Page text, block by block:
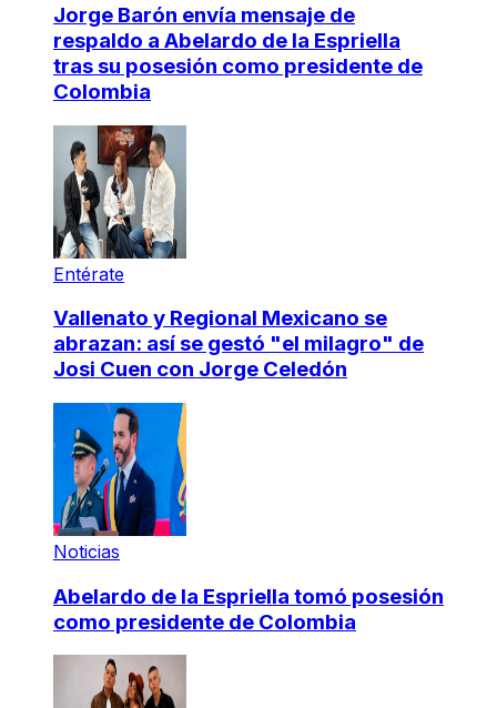
Jorge Barón envía mensaje de
respaldo a Abelardo de la Espriella
tras su posesión como presidente de
Colombia
Entérate
Vallenato y Regional Mexicano se
abrazan: así se gestó "el milagro" de
Josi Cuen con Jorge Celedón
Noticias
Abelardo de la Espriella tomó posesión
como presidente de Colombia